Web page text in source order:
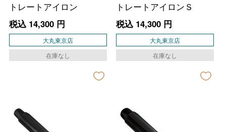
トレートアイロン
税込 14,300円
大丸東京店
在庫なし
トレートアイロンＳ
税込 14,300円
大丸東京店
在庫なし